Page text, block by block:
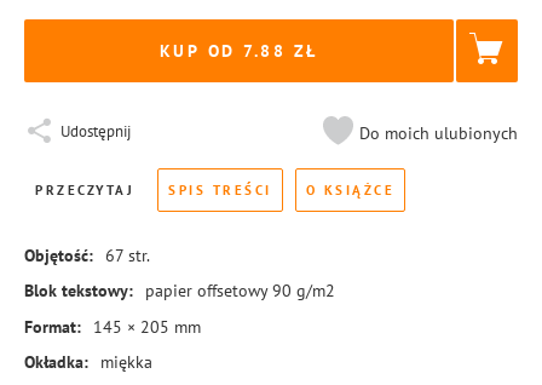
KUP OD 7.88
Udostępnij Do moich ulubionych
PRZECZYTAJ SPIS TREŚCI O KSIĄŻCE
Objętość: 67 str.
Blok tekstowy:
papier offsetowy 90 g/m2
Format:
145 × 205 mm
Okładka:
miękka